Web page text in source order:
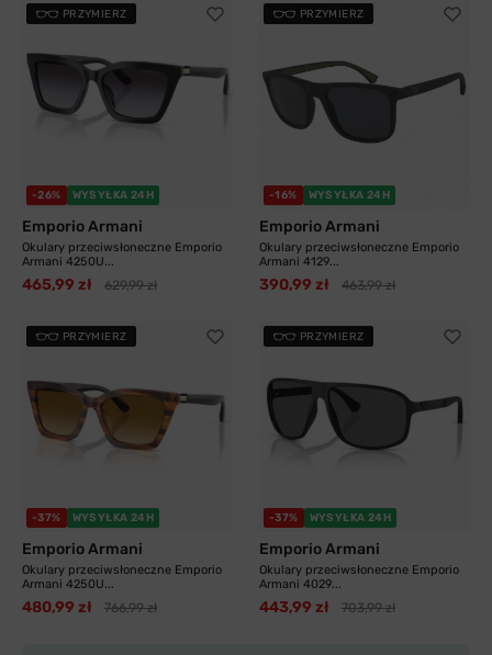
PRZYMIERZ
-26% WYSYŁKA 24H
Emporio Armani
Okulary przeciwsłoneczne Emporio
Armani 4250U...
465,99 zł 629,99 zł
PRZYMIERZ
-16% WYSYŁKA 24H
Emporio Armani
Okulary przeciwsłoneczne Emporio
Armani 4129...
390,99 zł 463,99 zł
PRZYMIERZ
-37% WYSYŁKA 24H
Emporio Armani
Okulary przeciwsłoneczne Emporio
Armani 4250U...
480,99 zł 766,99 zł
PRZYMIERZ
-37% WYSYŁKA 24H
Emporio Armani
Okulary przeciwsłoneczne Emporio
Armani 4029...
443,99 zł 703,99 zł